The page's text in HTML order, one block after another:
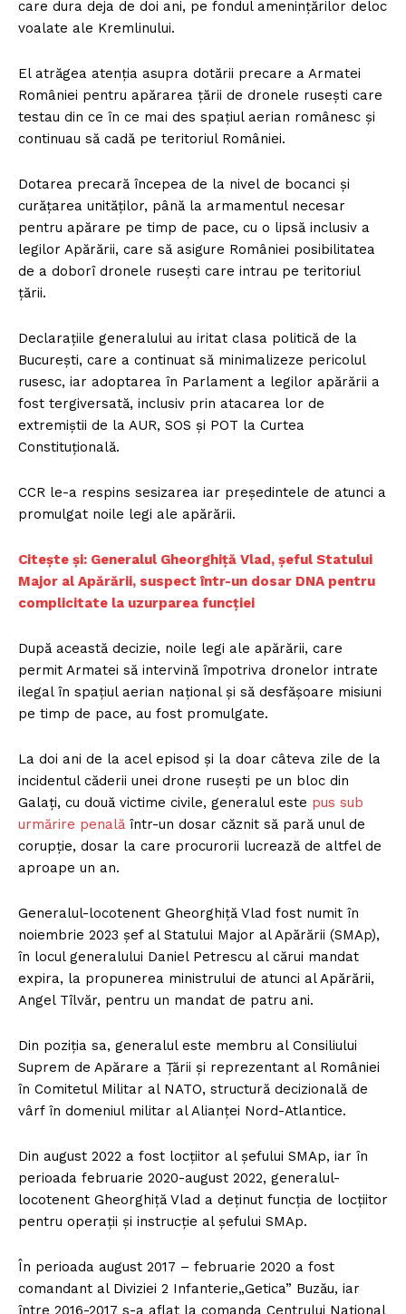
care dura deja de doi ani, pe fondul amenințărilor deloc
voalate ale Kremlinului.
El atrăgea atenția asupra dotării precare a Armatei
României pentru apărarea țării de dronele rusești care
testau din ce în ce mai des spațiul aerian românesc și
continuau să cadă pe teritoriul României.
Dotarea precară începea de la nivel de bocanci și
curățarea unităților, până la armamentul necesar
pentru apărare pe timp de pace, cu o lipsă inclusiv a
legilor Apărării, care să asigure României posibilitatea
de a doborî dronele rusești care intrau pe teritoriul
țării.
Declarațiile generalului au iritat clasa politică de la
București, care a continuat să minimalizeze pericolul
rusesc, iar adoptarea în Parlament a legilor apărării a
fost tergiversată, inclusiv prin atacarea lor de
extremiștii de la AUR, SOS și POT la Curtea
Constituțională.
CCR le-a respins sesizarea iar președintele de atunci a
promulgat noile legi ale apărării.
Citește și: Generalul Gheorghiță Vlad, șeful Statului
Major al Apărării, suspect într-un dosar DNA pentru
complicitate la uzurparea funcției
După această decizie, noile legi ale apărării, care
permit Armatei să intervină împotriva dronelor intrate
ilegal în spațiul aerian național și să desfășoare misiuni
pe timp de pace, au fost promulgate.
La doi ani de la acel episod și la doar câteva zile de la
incidentul căderii unei drone rusești pe un bloc din
Galați, cu două victime civile, generalul este pus sub
urmărire penală într-un dosar căznit să pară unul de
corupție, dosar la care procurorii lucrează de altfel de
aproape un an.
Generalul-locotenent Gheorghiță Vlad fost numit în
noiembrie 2023 şef al Statului Major al Apărării (SMAp),
în locul generalului Daniel Petrescu al cărui mandat
expira, la propunerea ministrului de atunci al Apărării,
Angel Tîlvăr, pentru un mandat de patru ani.
Din poziția sa, generalul este membru al Consiliului
Suprem de Apărare a Țării și reprezentant al României
în Comitetul Militar al NATO, structură decizională de
vârf în domeniul militar al Alianței Nord-Atlantice.
Din august 2022 a fost locţiitor al şefului SMAp, iar în
perioada februarie 2020-august 2022, generalul-
locotenent Gheorghiță Vlad a deținut funcția de locțiitor
pentru operații și instrucție al șefului SMAp.
În perioada august 2017 – februarie 2020 a fost
comandant al Diviziei 2 Infanterie„Getica” Buzău, iar